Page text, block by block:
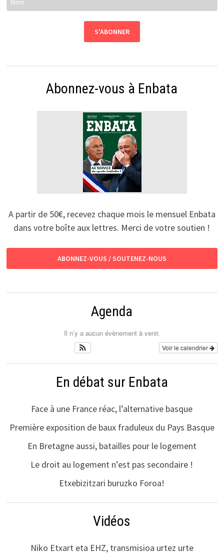
Abonnez-vous à Enbata
A partir de 50€, recevez chaque mois le mensuel Enbata
dans votre boîte aux lettres. Merci de votre soutien !
ABONNEZ-VOUS / SOUTENEZ-NOUS
Agenda
Il n’y a aucun évènement à venir.
Voir le calendrier
En débat sur Enbata
Face à une France réac, l’alternative basque
Première exposition de baux fraduleux du Pays Basque
En Bretagne aussi, batailles pour le logement
Le droit au logement n’est pas secondaire !
Etxebizitzari buruzko Foroa!
Vidéos
Niko Etxart eta EHZ, transmisioa urtez urte